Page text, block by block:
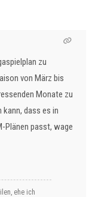
zu
von März bis
Monate zu
dass es in
Plänen passt, wage
ehe ich